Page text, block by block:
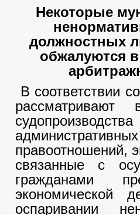
Некоторые
должностных
обжалуются в
В соответствии
рассматривают
правоотношений,
связанные с
гражданами
экономической
оспаривании